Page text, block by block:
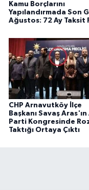
Kamu Borçlarını
Yapılandırmada Son
Ağustos: 72 Ay Taksit
CHP Arnavutköy İlçe
Başkanı Savaş Aras'ın
Parti Kongresinde
Taktığı Ortaya Çıktı